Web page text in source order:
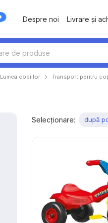
Despre noi
Livrare și
Lumea copiilor Transport pentru
Selecționare: după